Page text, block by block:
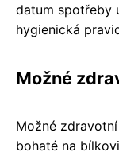
datum spotřeby
hygienická
Možné
Možné
bohaté na